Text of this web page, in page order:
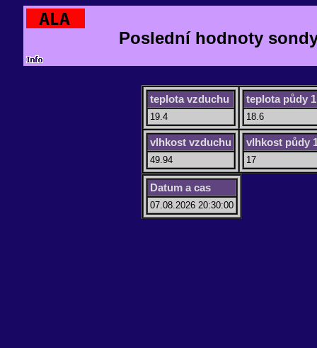
Poslední hodnoty
teplota vzduchu
19.4
teplota půdy 1
18.6
vlhkost vzduchu
49.94
vlhkost půdy
17
Datum a cas
07.08.2026 20:30:00